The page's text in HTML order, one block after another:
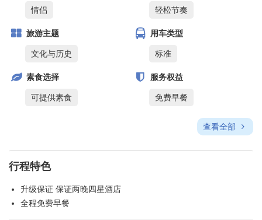
情侣 轻松节奏
旅游主题
文化与历史
用车类型
标准
素食选择
可提供素食
服务权益
免费早餐
查看全部
行程特色
升级保证 保证两晚四星酒店
全程免费早餐